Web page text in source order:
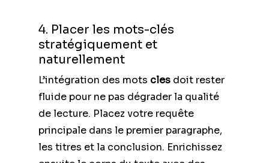
4. Placer les mots-clés
stratégiquement et
naturellement
L’intégration des mots cles doit rester
fluide pour ne pas dégrader la qualité
de lecture. Placez votre requête
principale dans le premier paragraphe,
les titres et la conclusion. Enrichissez